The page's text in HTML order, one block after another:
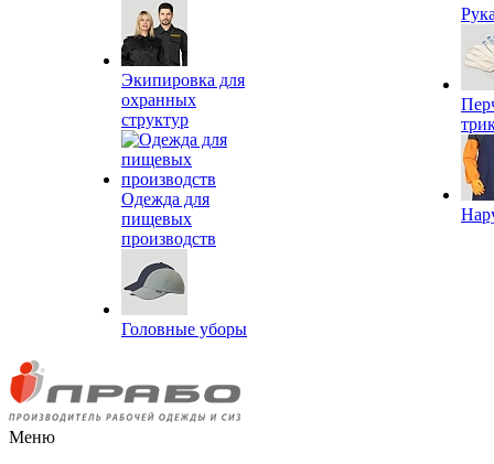
Экипировка для
охранных
структур
Одежда для
пищевых
производств
Головные уборы
Меню